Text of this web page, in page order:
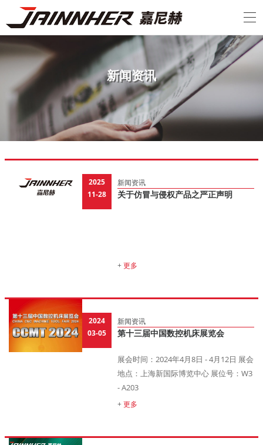
新闻资讯
2025
11-28
新闻资讯
关于仿冒与侵权产品之严正声明
+更多
2024
03-05
新闻资讯
第十三届中国数控机床展览会
展会时间：2024年4月8日 - 4月12日 展会
地点：上海新国际博览中心 展位号：W3
- A203
+更多